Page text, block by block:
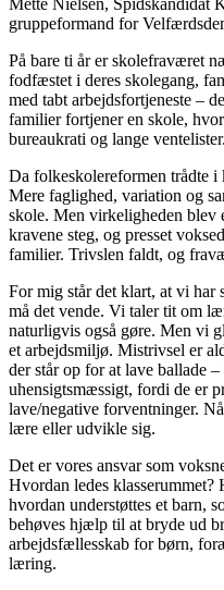
Mette Nielsen, Spidskandidat
gruppeformand for
På bare ti år er skolefraværet
fodfæstet i deres skolegang,
med tabt arbejdsfortjeneste –
familier fortjener en skole,
bureaukrati og lange ventelister.
Da folkeskolereformen trådte
Mere faglighed, variation og
skole. Men virkeligheden blev
kravene steg, og presset
familier. Trivslen faldt, og
For mig står det klart, at vi har
må det vende. Vi taler tit om
naturligvis også gøre. Men vi
et arbejdsmiljø. Mistrivsel er
der står op for at lave ballade
uhensigtsmæssigt, fordi de er
lave/negative forventninger.
lære eller udvikle sig.
Det er vores ansvar som
Hvordan ledes
hvordan understøttes et barn,
behøves hjælp til at bryde ud
arbejdsfællesskab for børn,
læring.